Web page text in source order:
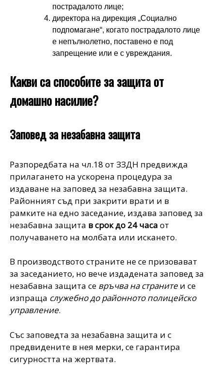
пострадалото лице;
директора на дирекция „Социално
подпомагане“, когато пострадалото лице
е непълнолетно, поставено е под
запрещение или е с увреждания.
Какви са способите за защита от
домашно насилие?
Заповед за незабавна защита
Разпоредбата на чл.18 от ЗЗДН предвижда
прилагането на ускорена процедура за
издаване на заповед за незабавна защита.
Районният съд при закрити врати и в
рамките на едно заседание, издава заповед за
незабавна защита в срок до 24 часа от
получаването на молбата или искането.
В производството страните не се призовават
за заседанието, но вече издадената заповед за
незабавна защита се връчва на странитеи се
изпраща служебно до районното полицейско
управление.
Със заповедта за незабавна защита и с
предвидените в нея мерки, се гарантира
сигурността на жертвата.